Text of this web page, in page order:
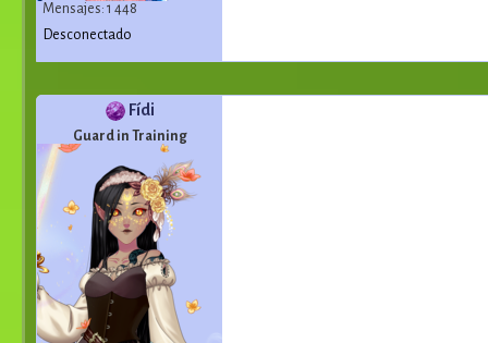
Mensajes: 1 448
Desconectado
Fídi
Guard in Training